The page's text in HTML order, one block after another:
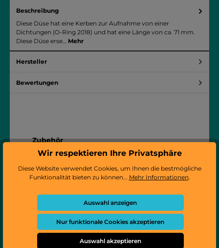
Beschreibung
Diese Düse hat eine Kerben zur Aufnahme von einer
Dichtungen (O-Ring 2018) und hat eine Länge von ca. 71 mm.
Diese Düse erse… Mehr
Hersteller
Bewertungen
Produktgalerie überspringen
Zubehör
Wir respektieren Ihre Privatsphäre
Diese Website verwendet Cookies, um Ihnen die bestmögliche
Funktionalität bieten zu können... Mehr Informationen.
Auswahl anzeigen
Nur funktionale Cookies akzeptieren
Auswahl akzeptieren